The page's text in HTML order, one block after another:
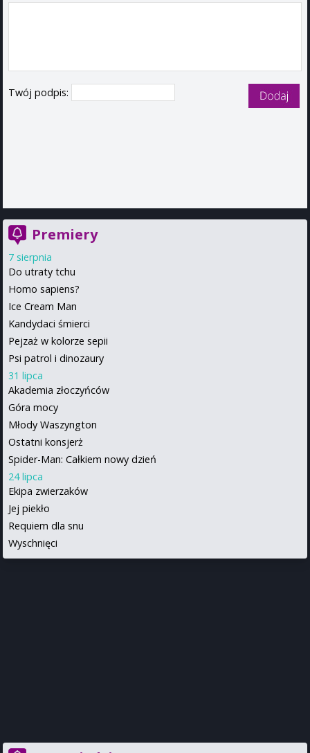
Twój podpis:
Premiery
7 sierpnia
Do utraty tchu
Homo sapiens?
Ice Cream Man
Kandydaci śmierci
Pejzaż w kolorze sepii
Psi patrol i dinozaury
31 lipca
Akademia złoczyńców
Góra mocy
Młody Waszyngton
Ostatni konsjerż
Spider-Man: Całkiem nowy dzień
24 lipca
Ekipa zwierzaków
Jej piekło
Requiem dla snu
Wyschnięci